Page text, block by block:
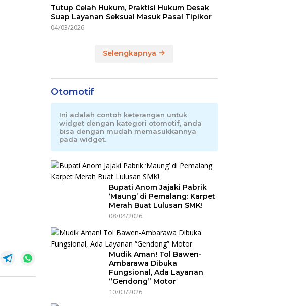
Tutup Celah Hukum, Praktisi Hukum Desak
Suap Layanan Seksual Masuk Pasal Tipikor
04/03/2026
Selengkapnya
Otomotif
Ini adalah contoh keterangan untuk
widget dengan kategori otomotif, anda
bisa dengan mudah memasukkannya
pada widget.
Bupati Anom Jajaki Pabrik
‘Maung’ di Pemalang: Karpet
Merah Buat Lulusan SMK!
08/04/2026
Mudik Aman! Tol Bawen-
Ambarawa Dibuka
Fungsional, Ada Layanan
“Gendong” Motor
10/03/2026